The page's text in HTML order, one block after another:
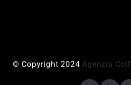
© Copyright 2024Agenzia Colf